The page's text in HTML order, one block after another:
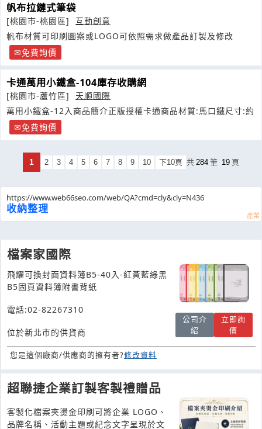
帆布拉鏈式筆袋
[桃園市-桃園區]
互動創意
帆布材質可印刷圖案或LOGO可依照需求做產品訂製及修改
免費詢價
卡通萬用小鐵盒-104庫存收購網
[桃園市-蘆竹區]
天順國際
萬用小鐵盒-12入商品簡介正版授權卡通商品材質:馬口鐵尺寸:約
免費詢價
1 2 3 4 5 6 7 8 9 10 下10頁 共 284 筆 19 頁
https://www.web66seo.com/web/QA?cmd=cly&cly=N436
收納整理
檔案家國際
飛耀可換封面資料簿B5-40入-紅黃藍綠黑
B5固頁資料簿附書背紙
電話:02-82267310
位於新北市的供貨商
公司介
紹
立即詢
價
您是這個廠商/供應商的擁有者?修改資料
超聯捷企業訂製客製禮贈品
客製化檔案夾燙金印刷可將企業 LOGO、
品牌名稱、活動主題或紀念文字呈現於文